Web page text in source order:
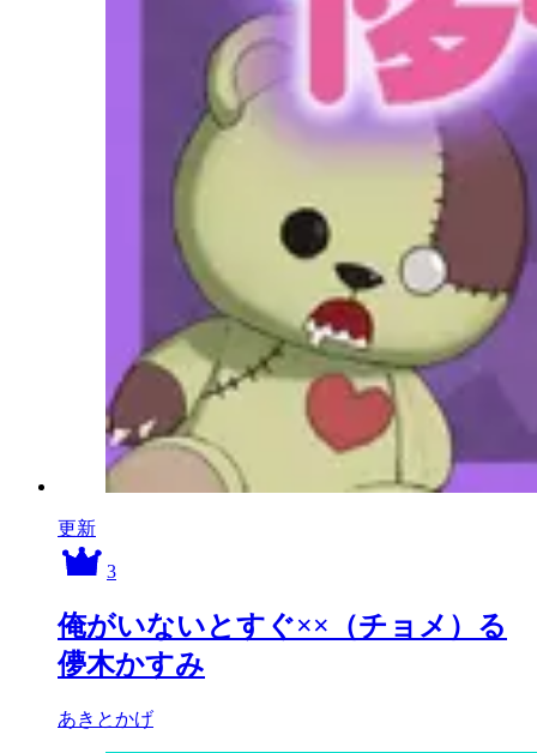
更新
3
俺がいないとすぐ××（チョメ）る
儚木かすみ
あきとかげ